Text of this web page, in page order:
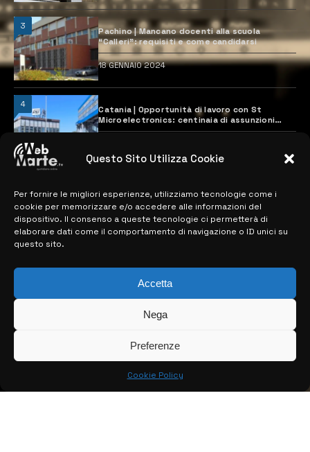
Questo Sito Utilizza Cookie
Per fornire le migliori esperienze, utilizziamo tecnologie come i
cookie per memorizzare e/o accedere alle informazioni del
dispositivo. Il consenso a queste tecnologie ci permetterà di
elaborare dati come il comportamento di navigazione o ID unici su
questo sito.
Accetta
Nega
Preferenze
Cookie Policy
3
Pachino | Mancano docenti alla scuola
“Calleri”: requisiti e come candidarsi
18 GENNAIO 2024
4
Catania | Opportunità di lavoro con St
Microelectronics: centinaia di assunzioni
previste
MAPPA DEL SITO
> NOTIZIE